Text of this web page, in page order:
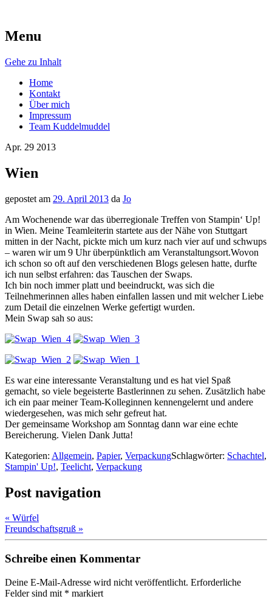
AugenschMaus
Menu
Gehe zu Inhalt
Home
Kontakt
Über mich
Impressum
Team Kuddelmuddel
Apr. 29 2013
Wien
gepostet am 29. April 2013 da Jo
Am Wochenende war das überregionale Treffen von Stampin‘ Up!
in Wien. Meine Teamleiterin startete aus der Nähe von Stuttgart
mitten in der Nacht, pickte mich um kurz nach vier auf und schwups
– waren wir um 9 Uhr überpünktlich am Veranstaltungsort.Wovon
ich schon so oft auf den verschiedenen Blogs gelesen hatte, durfte
ich nun selbst erfahren: das Tauschen der Swaps.
Ich bin noch immer platt und beeindruckt, was sich die
Teilnehmerinnen alles haben einfallen lassen und mit welcher Liebe
zum Detail die einzelnen Werke gefertigt wurden.
Mein Swap sah so aus:
Es war eine interessante Veranstaltung und es hat viel Spaß
gemacht, so viele begeisterte Bastlerinnen zu sehen. Zusätzlich habe
ich ein paar meiner Team-Kolleginnen kennengelernt und andere
wiedergesehen, was mich sehr gefreut hat.
Der gemeinsame Workshop am Sonntag dann war eine echte
Bereicherung. Vielen Dank Jutta!
Kategorien: Allgemein, Papier, VerpackungSchlagwörter: Schachtel,
Stampin' Up!, Teelicht, Verpackung
Post navigation
« Würfel
Freundschaftsgruß »
Schreibe einen Kommentar
Deine E-Mail-Adresse wird nicht veröffentlicht. Erforderliche
Felder sind mit * markiert